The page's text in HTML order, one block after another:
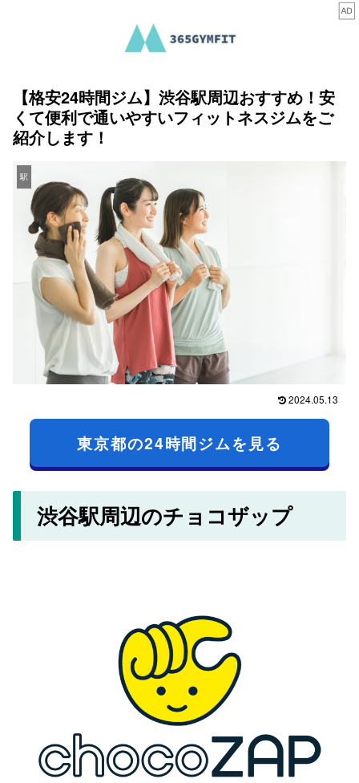
【格安24時間ジム】渋谷駅周辺おすすめ！安
くて便利で通いやすいフィットネスジムをご
紹介します！
駅
2024.05.13
東京都の24時間ジムを見る
渋谷駅周辺のチョコザップ